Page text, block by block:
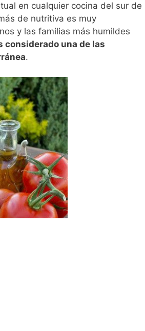
en cualquier cocina del sur de
de nutritiva es muy
y las familias más humildes
considerado una de las
.